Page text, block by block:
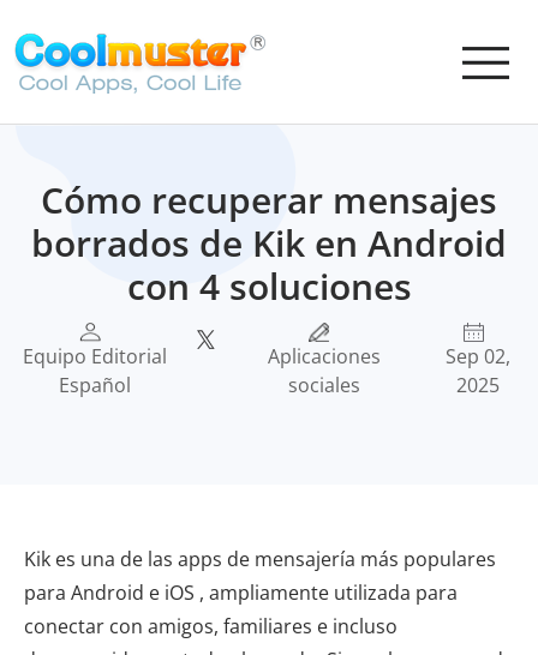
Cómo recuperar mensajes
borrados de Kik en Android
con 4 soluciones
Equipo Editorial
Español
Aplicaciones
sociales
Sep 02,
2025
Kik es una de las apps de mensajería más populares
para Android e iOS , ampliamente utilizada para
conectar con amigos, familiares e incluso